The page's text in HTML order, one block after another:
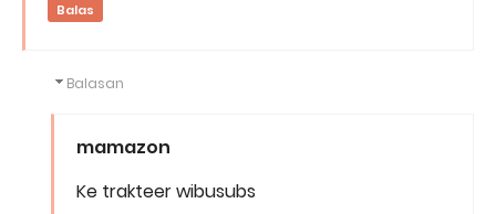
Balas
Balasan
mamazon
Ke trakteer wibusubs